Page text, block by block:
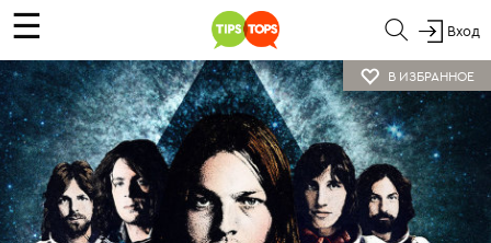
☰ Вход
В ИЗБРАННОЕ